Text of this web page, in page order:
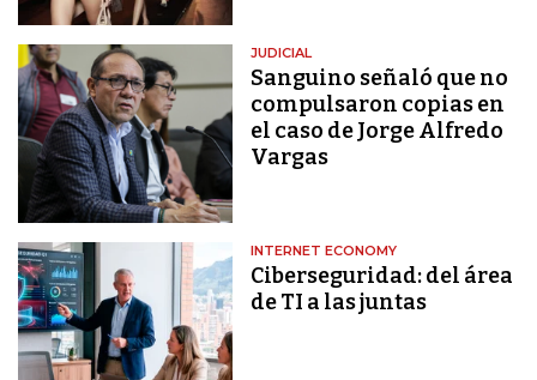
JUDICIAL
Sanguino señaló que no
compulsaron copias en
el caso de Jorge Alfredo
Vargas
INTERNET ECONOMY
Ciberseguridad: del área
de TI a las juntas